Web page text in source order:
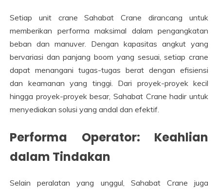
Setiap unit crane Sahabat Crane dirancang untuk
memberikan performa maksimal dalam pengangkatan
beban dan manuver. Dengan kapasitas angkut yang
bervariasi dan panjang boom yang sesuai, setiap crane
dapat menangani tugas-tugas berat dengan efisiensi
dan keamanan yang tinggi. Dari proyek-proyek kecil
hingga proyek-proyek besar, Sahabat Crane hadir untuk
menyediakan solusi yang andal dan efektif.
Performa Operator: Keahlian
dalam Tindakan
Selain peralatan yang unggul, Sahabat Crane juga